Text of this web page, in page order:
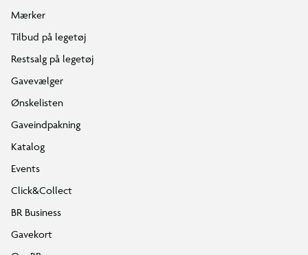
Mærker
Tilbud på legetøj
Restsalg på legetøj
Gavevælger
Ønskelisten
Gaveindpakning
Katalog
Events
Click&Collect
BR Business
Gavekort